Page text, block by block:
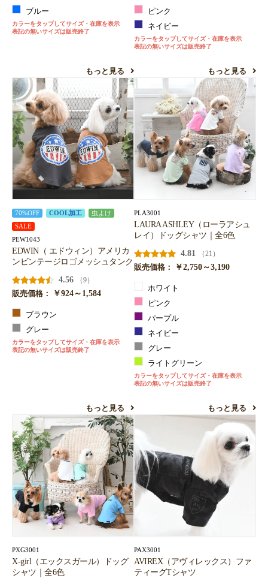
ブルー
カラーをタップしてサイズ・在庫を表示
表記の無いサイズは販売終了
もっと見る
ピンク
ネイビー
カラーをタップしてサイズ・在庫を表示
表記の無いサイズは販売終了
もっと見る
70%OFF COOL加工
虫よけ
SALE
PEW1043
EDWIN（ エドウィン）アメリカ
ンビンテージロゴメッシュタンク
4.56
（9）
販売価格：
￥924～1,584
ブラウン
グレー
カラーをタップしてサイズ・在庫を表示
表記の無いサイズは販売終了
もっと見る
PLA3001
LAURA ASHLEY（ローラアシュ
レイ）ドッグシャツ｜全6色
4.81
（21）
販売価格：
￥2,750～3,190
ホワイト
ピンク
パープル
ネイビー
グレー
ライトグリーン
カラーをタップしてサイズ・在庫を表示
表記の無いサイズは販売終了
もっと見る
PXG3001
X-girl（エックスガール）ドッグ
シャツ｜全6色
PAX3001
AVIREX（アヴィレックス）ファ
ティーグTシャツ